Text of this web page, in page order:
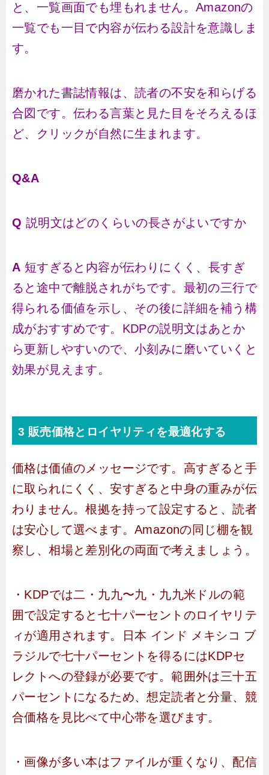
と、一覧画面でも埋もれません。Amazonの
一覧でも一目で内容が伝わる設計を意識しま
す。
磨かれた書誌情報は、読者の不安を和らげる
合図です。伝わる言葉と見た目をそろえるほ
ど、クリックが自然に生まれます。
Q&A
Q 説明文はどのくらいの長さがよいですか
A 短すぎると内容が伝わりにくく、長すぎ
ると途中で離脱されがちです。最初の三行で
得られる価値を示し、その後に詳細を補う構
成がおすすめです。KDPの説明文はあとか
ら更新しやすいので、小刻みに磨いていくと
効果が見えます。
3 販売価格とロイヤリティを最適化する
価格は価値のメッセージです。高すぎると手
に取られにくく、安すぎると中身の重みが伝
わりません。根拠を持って設定すると、読者
は安心して選べます。Amazonの同じ棚を観
察し、相場と差別化の両面で考えましょう。
・KDPでは二・九九〜九・九九米ドルの範
囲で設定すると七十パーセントのロイヤリテ
ィが適用されます。日本 インド メキシコ ブ
ラジルで七十パーセントを得るにはKDPセ
レクトへの登録が必要です。範囲外は三十五
パーセントになるため、想定読者と分量、競
合価格を見比べて中心帯を選びます。
・画像が多い本はファイルが重くなり、配信